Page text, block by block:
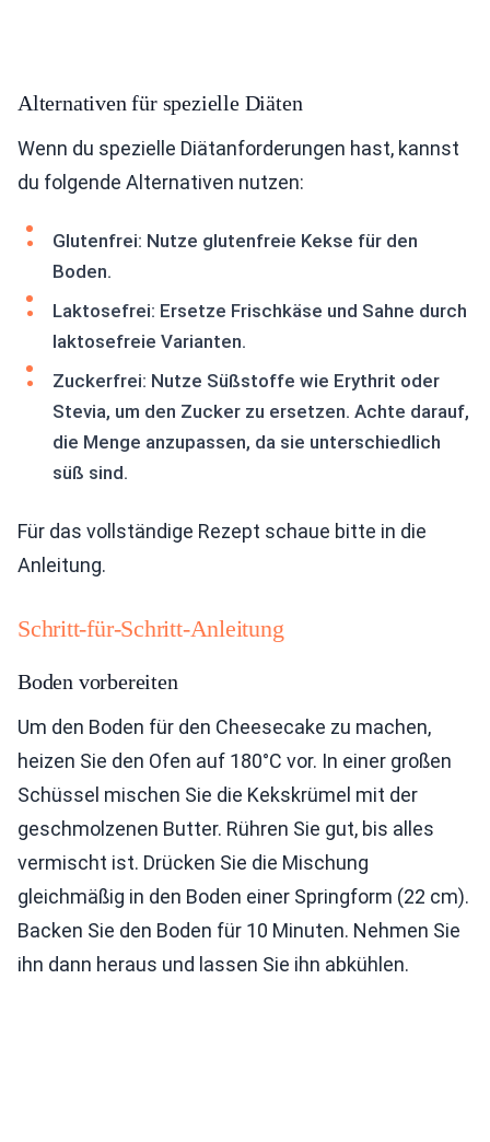
Alternativen für spezielle Diäten
Wenn du spezielle Diätanforderungen hast, kannst
du folgende Alternativen nutzen:
Glutenfrei: Nutze glutenfreie Kekse für den
Boden.
Laktosefrei: Ersetze Frischkäse und Sahne durch
laktosefreie Varianten.
Zuckerfrei: Nutze Süßstoffe wie Erythrit oder
Stevia, um den Zucker zu ersetzen. Achte darauf,
die Menge anzupassen, da sie unterschiedlich
süß sind.
Für das vollständige Rezept schaue bitte in die
Anleitung.
Schritt-für-Schritt-Anleitung
Boden vorbereiten
Um den Boden für den Cheesecake zu machen,
heizen Sie den Ofen auf 180°C vor. In einer großen
Schüssel mischen Sie die Kekskrümel mit der
geschmolzenen Butter. Rühren Sie gut, bis alles
vermischt ist. Drücken Sie die Mischung
gleichmäßig in den Boden einer Springform (22 cm).
Backen Sie den Boden für 10 Minuten. Nehmen Sie
ihn dann heraus und lassen Sie ihn abkühlen.